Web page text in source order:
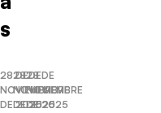
s
28 DE
NOVIEMBRE
DE 2025
28 DE
NOVIEMBRE
DE 2025
28 DE
NOVIEMBRE
DE 2025